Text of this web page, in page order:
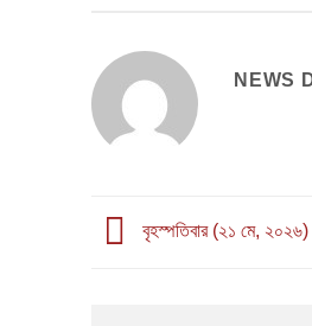
NEWS
বৃহস্পতিবার (২১ মে, ২০২৬)